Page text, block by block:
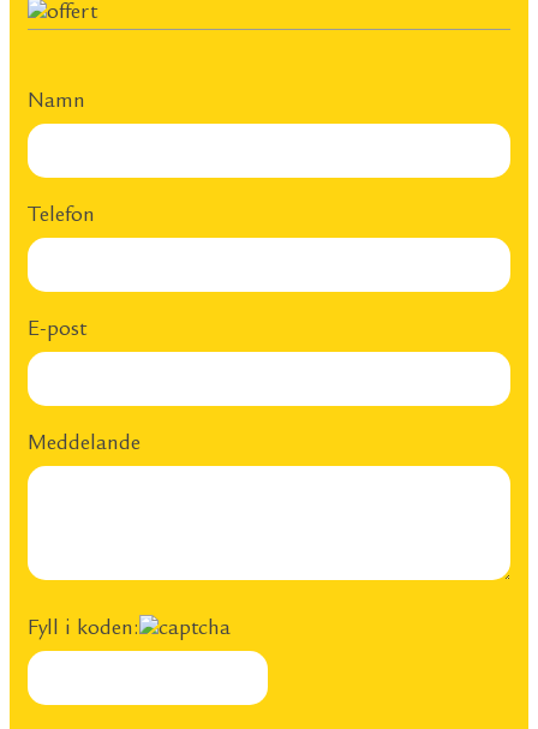
Namn
Telefon
E-post
Meddelande
Fyll i koden: